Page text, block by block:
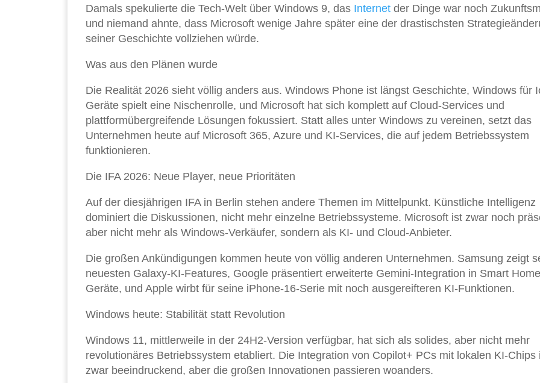
Damals spekulierte die Tech-Welt über Windows 9, das Internet der Dinge war noch
und niemand ahnte, dass Microsoft wenige Jahre später eine der drastischsten
seiner Geschichte vollziehen würde.
Was aus den Plänen wurde
Die Realität 2026 sieht völlig anders aus. Windows Phone ist längst Geschichte, Windows für
Geräte spielt eine Nischenrolle, und Microsoft hat sich komplett auf Cloud-Services und
plattformübergreifende Lösungen fokussiert. Statt alles unter Windows zu vereinen, setzt das
Unternehmen heute auf Microsoft 365, Azure und KI-Services, die auf jedem Betriebssystem
funktionieren.
Die IFA 2026: Neue Player, neue Prioritäten
Auf der diesjährigen IFA in Berlin stehen andere Themen im Mittelpunkt. Künstliche Intelligenz
dominiert die Diskussionen, nicht mehr einzelne Betriebssysteme. Microsoft ist zwar noch
aber nicht mehr als Windows-Verkäufer, sondern als KI- und Cloud-Anbieter.
Die großen Ankündigungen kommen heute von völlig anderen Unternehmen. Samsung zeigt
neuesten Galaxy-KI-Features, Google präsentiert erweiterte Gemini-Integration in Smart Home
Geräte, und Apple wirbt für seine iPhone-16-Serie mit noch ausgereifteren KI-Funktionen.
Windows heute: Stabilität statt Revolution
Windows 11, mittlerweile in der 24H2-Version verfügbar, hat sich als solides, aber nicht mehr
revolutionäres Betriebssystem etabliert. Die Integration von Copilot+ PCs mit lokalen KI-Chips
zwar beeindruckend, aber die großen Innovationen passieren woanders.